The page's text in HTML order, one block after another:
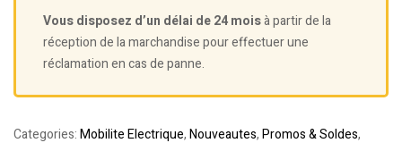
Vous disposez d’un délai de 24 moisà partir de la
réception de la marchandise pour effectuer une
réclamation en cas de panne.
Categories:Mobilite Electrique,Nouveautes,Promos & Soldes,